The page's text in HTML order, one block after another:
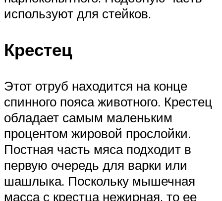
используют для стейков.
Крестец
Этот отруб находится на конце
спинного пояса животного. Крестец
обладает самым маленьким
процентом жировой прослойки.
Постная часть мяса подходит в
первую очередь для варки или
шашлыка. Поскольку мышечная
масса с крестца нежирная, то ее